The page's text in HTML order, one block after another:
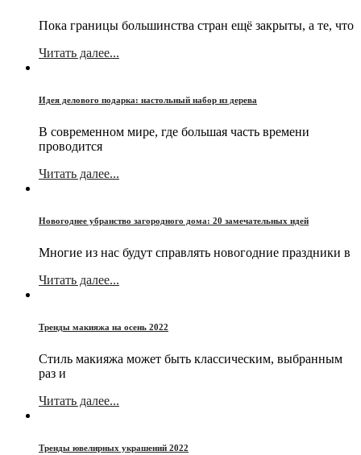
Пока границы большинства стран ещё закрыты, а те, что
Читать далее...
Идея делового подарка: настольный набор из дерева
В современном мире, где большая часть времени
проводится
Читать далее...
Новогоднее убранство загородного дома: 20 замечательных идей
Многие из нас будут справлять новогодние праздники в
Читать далее...
Тренды макияжа на осень 2022
Стиль макияжа может быть классическим, выбранным
раз и
Читать далее...
Тренды ювелирных украшений 2022